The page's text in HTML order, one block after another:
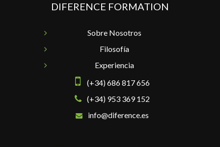
DIFERENCE FORMATION
Sobre Nosotros
Filosofía
Experiencia
(+34) 686 817 656
(+34) 953 369 152
info@diference.es